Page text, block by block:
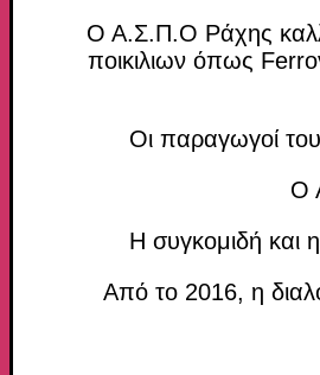
Ο Α.Σ.Π.Ο Ράχης
ποικιλιων όπως
Οι παραγωγοί
Ο
Η συγκομιδή και
Από το 2016, η